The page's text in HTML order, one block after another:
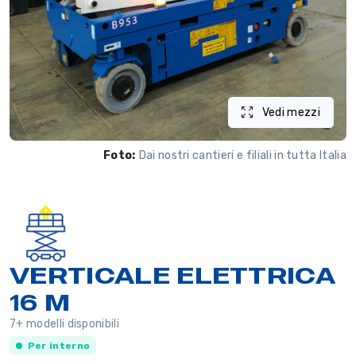
Vedi mezzi
Foto: Dai nostri cantieri e filiali in tutta Italia
VERTICALE ELETTRICA
16 M
7+ modelli disponibili
Per interno